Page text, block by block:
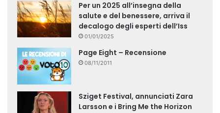
Per un 2025 all’insegna della
salute e del benessere, arriva il
decalogo degli esperti dell’Iss
01/01/2025
Page Eight – Recensione
08/11/2011
Sziget Festival, annunciati Zara
Larsson e i Bring Me the Horizon